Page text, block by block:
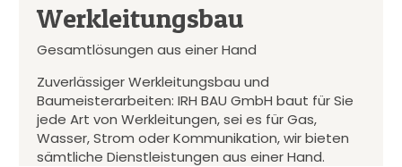
Werkleitungsbau
Gesamtlösungen aus einer Hand
Zuverlässiger Werkleitungsbau und
Baumeisterarbeiten: IRH BAU GmbH baut für Sie
jede Art von Werkleitungen, sei es für Gas,
Wasser, Strom oder Kommunikation, wir bieten
sämtliche Dienstleistungen aus einer Hand.